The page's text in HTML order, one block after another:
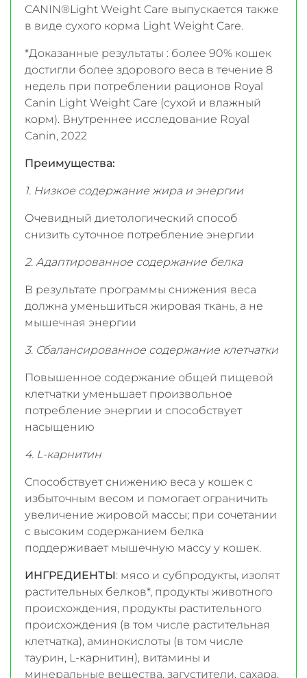
CANIN®Light Weight Care выпускается также
в виде сухого корма Light Weight Care.
*Доказанные результаты : более 90% кошек
достигли более здорового веса в течение 8
недель при потреблении рационов Royal
Canin Light Weight Care (сухой и влажный
корм). Внутреннее исследование Royal
Canin, 2022
Преимущества:
1. Низкое содержание жира и энергии
Очевидный диетологический способ
снизить суточное потребление энергии
2. Адаптированное содержание белка
В результате программы снижения веса
должна уменьшиться жировая ткань, а не
мышечная энергии
3. Сбалансированное содержание клетчатки
Повышенное содержание общей пищевой
клетчатки уменьшает произвольное
потребление энергии и способствует
насыщению
4. L-карнитин
Способствует снижению веса у кошек с
избыточным весом и помогает ограничить
увеличение жировой массы; при сочетании
с высоким содержанием белка
поддерживает мышечную массу у кошек.
ИНГРЕДИЕНТЫ: мясо и субпродукты, изолят
растительных белков*, продукты животного
происхождения, продукты растительного
происхождения (в том числе растительная
клетчатка), аминокислоты (в том числе
таурин, L-карнитин), витамины и
минеральные вещества, загустители, сахара.